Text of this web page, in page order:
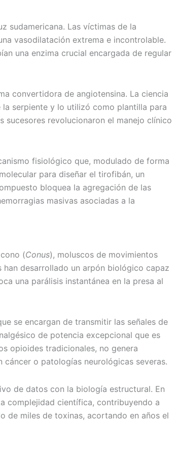
sudamericana. Las víctimas de la
vasodilatación extrema e incontrolable.
una enzima crucial encargada de regular
convertidora de angiotensina. La ciencia
serpiente y lo utilizó como plantilla para
revolucionaron el manejo clínico
fisiológico que, modulado de forma
para diseñar el tirofibán, un
bloquea la agregación de las
masivas asociadas a la
(Conus), moluscos de movimientos
desarrollado un arpón biológico capaz
una parálisis instantánea en la presa al
se encargan de transmitir las señales de
de potencia excepcional que es
opioides tradicionales, no genera
o patologías neurológicas severas.
de datos con la biología estructural. En
complejidad científica, contribuyendo a
de miles de toxinas, acortando en años el